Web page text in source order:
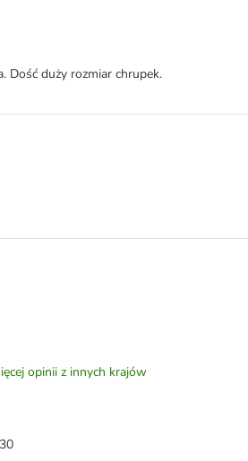
Dość duży rozmiar chrupek.
opinii z innych krajów